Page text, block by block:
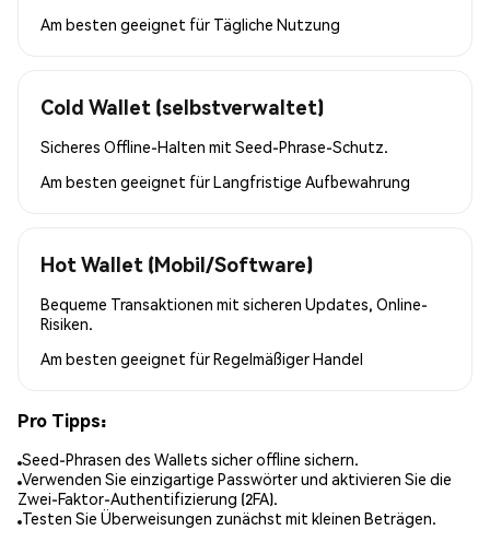
Am besten geeignet für Tägliche Nutzung
Cold Wallet (selbstverwaltet)
Sicheres Offline-Halten mit Seed-Phrase-Schutz.
Am besten geeignet fürLangfristige Aufbewahrung
Hot Wallet (Mobil/Software)
Bequeme Transaktionen mit sicheren Updates, Online-
Risiken.
Am besten geeignet fürRegelmäßiger Handel
Pro Tipps:
Seed-Phrasen des Wallets sicher offline sichern.
Verwenden Sie einzigartige Passwörter und aktivieren Sie die
Zwei-Faktor-Authentifizierung (2FA).
Testen Sie Überweisungen zunächst mit kleinen Beträgen.